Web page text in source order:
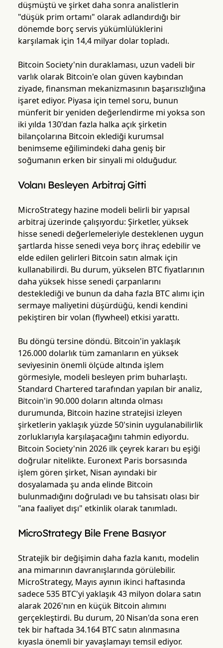
düşmüştü ve şirket daha sonra analistlerin
"düşük prim ortamı" olarak adlandırdığı bir
dönemde borç servis yükümlülüklerini
karşılamak için 14,4 milyar dolar topladı.
Bitcoin Society'nin duraklaması, uzun vadeli bir
varlık olarak Bitcoin'e olan güven kaybından
ziyade, finansman mekanizmasının başarısızlığına
işaret ediyor. Piyasa için temel soru, bunun
münferit bir yeniden değerlendirme mi yoksa son
iki yılda 130'dan fazla halka açık şirketin
bilançolarına Bitcoin eklediği kurumsal
benimseme eğilimindeki daha geniş bir
soğumanın erken bir sinyali mi olduğudur.
Volanı Besleyen Arbitraj Gitti
MicroStrategy hazine modeli belirli bir yapısal
arbitraj üzerinde çalışıyordu: Şirketler, yüksek
hisse senedi değerlemeleriyle desteklenen uygun
şartlarda hisse senedi veya borç ihraç edebilir ve
elde edilen gelirleri Bitcoin satın almak için
kullanabilirdi. Bu durum, yükselen BTC fiyatlarının
daha yüksek hisse senedi çarpanlarını
desteklediği ve bunun da daha fazla BTC alımı için
sermaye maliyetini düşürdüğü, kendi kendini
pekiştiren bir volan (flywheel) etkisi yarattı.
Bu döngü tersine döndü. Bitcoin'in yaklaşık
126.000 dolarlık tüm zamanların en yüksek
seviyesinin önemli ölçüde altında işlem
görmesiyle, modeli besleyen prim buharlaştı.
Standard Chartered tarafından yapılan bir analiz,
Bitcoin'in 90.000 doların altında olması
durumunda, Bitcoin hazine stratejisi izleyen
şirketlerin yaklaşık yüzde 50'sinin uygulanabilirlik
zorluklarıyla karşılaşacağını tahmin ediyordu.
Bitcoin Society'nin 2026 ilk çeyrek kararı bu eşiği
doğrular nitelikte. Euronext Paris borsasında
işlem gören şirket, Nisan ayındaki bir
dosyalamada şu anda elinde Bitcoin
bulunmadığını doğruladı ve bu tahsisatı olası bir
"ana faaliyet dışı" etkinlik olarak tanımladı.
MicroStrategy Bile Frene Basıyor
Stratejik bir değişimin daha fazla kanıtı, modelin
ana mimarının davranışlarında görülebilir.
MicroStrategy, Mayıs ayının ikinci haftasında
sadece 535 BTC'yi yaklaşık 43 milyon dolara satın
alarak 2026'nın en küçük Bitcoin alımını
gerçekleştirdi. Bu durum, 20 Nisan'da sona eren
tek bir haftada 34.164 BTC satın alınmasına
kıyasla önemli bir yavaşlamayı temsil ediyor.